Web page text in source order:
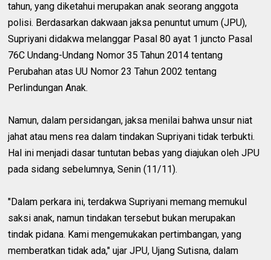
tahun, yang diketahui merupakan anak seorang anggota
polisi. Berdasarkan dakwaan jaksa penuntut umum (JPU),
Supriyani didakwa melanggar Pasal 80 ayat 1 juncto Pasal
76C Undang-Undang Nomor 35 Tahun 2014 tentang
Perubahan atas UU Nomor 23 Tahun 2002 tentang
Perlindungan Anak.
Namun, dalam persidangan, jaksa menilai bahwa unsur niat
jahat atau mens rea dalam tindakan Supriyani tidak terbukti.
Hal ini menjadi dasar tuntutan bebas yang diajukan oleh JPU
pada sidang sebelumnya, Senin (11/11).
"Dalam perkara ini, terdakwa Supriyani memang memukul
saksi anak, namun tindakan tersebut bukan merupakan
tindak pidana. Kami mengemukakan pertimbangan, yang
memberatkan tidak ada," ujar JPU, Ujang Sutisna, dalam